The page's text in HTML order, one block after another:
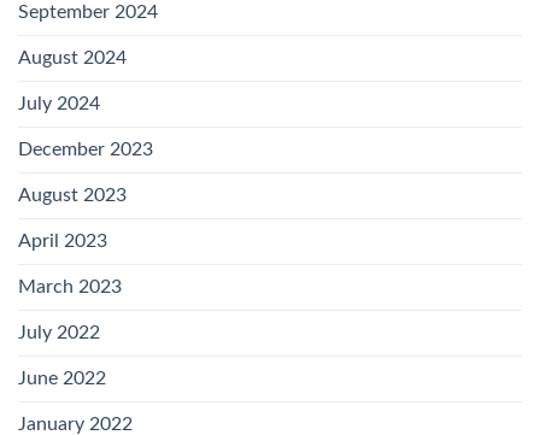
September 2024
August 2024
July 2024
December 2023
August 2023
April 2023
March 2023
July 2022
June 2022
January 2022